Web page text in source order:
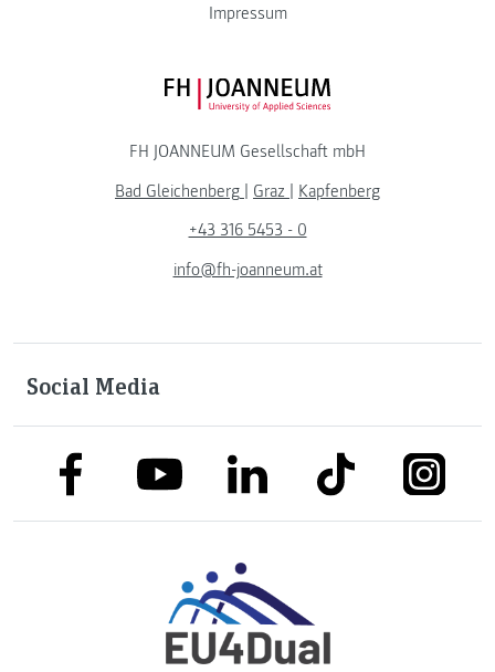
Impressum
FH JOANNEUM Logo
FH JOANNEUM Gesellschaft mbH
Bad Gleichenberg | Graz | Kapfenberg
+43 316 5453 - 0
info@fh-joanneum.at
Social Media
link to facebooklink to youtubelink to linkedinlink to tiktok link to